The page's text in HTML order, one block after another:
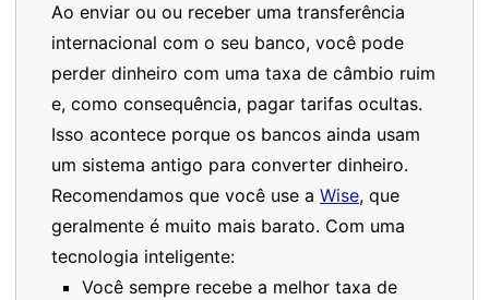
Ao enviar ou ou receber uma transferência
internacional com o seu banco, você pode
perder dinheiro com uma taxa de câmbio ruim
e, como consequência, pagar tarifas ocultas.
Isso acontece porque os bancos ainda usam
um sistema antigo para converter dinheiro.
Recomendamos que você use a Wise, que
geralmente é muito mais barato. Com uma
tecnologia inteligente:
Você sempre recebe a melhor taxa de